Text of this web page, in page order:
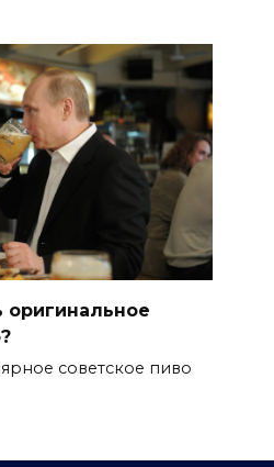
оригинальное
советское пиво